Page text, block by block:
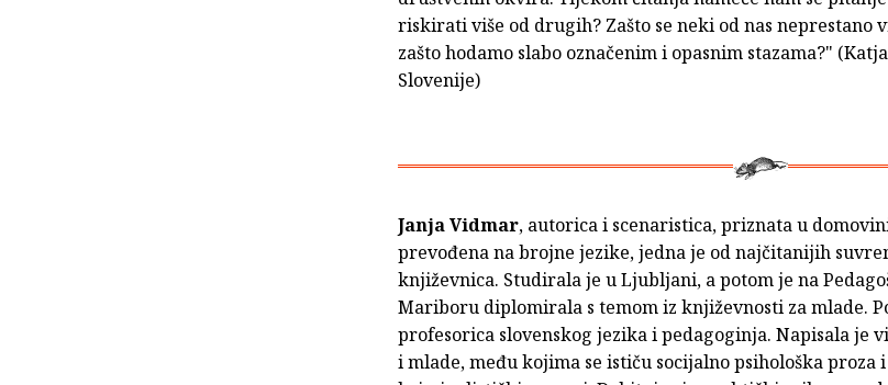
riskirati više od drugih? Zašto se neki od nas neprestano
zašto hodamo slabo označenim i opasnim stazama?"
Slovenije)
Janja Vidmar, autorica i scenaristica, priznata u
prevođena na brojne jezike, jedna je od najčitanijih
književnica. Studirala je u Ljubljani, a potom je na
Mariboru diplomirala s temom iz književnosti za mlade.
profesorica slovenskog jezika i pedagoginja. Napisala je
i mlade, među kojima se ističu socijalno psihološka proza